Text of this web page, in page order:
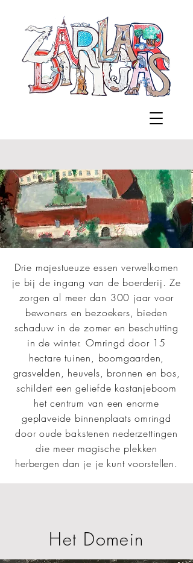
Drie majestueuze essen verwelkomen
je bij de ingang van de boerderij. Ze
zorgen al meer dan 300 jaar voor
bewoners en bezoekers, bieden
schaduw in de zomer en beschutting
in de winter. Omringd door 15
hectare tuinen, boomgaarden,
grasvelden, heuvels, bronnen en bos,
schildert een geliefde kastanjeboom
het centrum van een enorme
geplaveide binnenplaats omringd
door oude bakstenen nederzettingen
die meer magische plekken
herbergen dan je je kunt voorstellen.
Het Domein